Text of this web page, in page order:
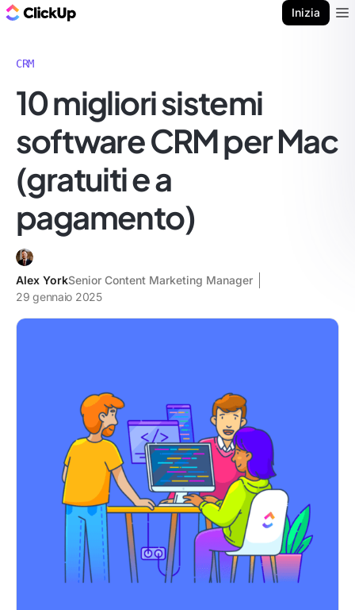
Inizia
CRM
10 migliori sistemi
software CRM per Mac
(gratuiti e a
pagamento)
Alex YorkSenior Content Marketing Manager
29 gennaio 2025